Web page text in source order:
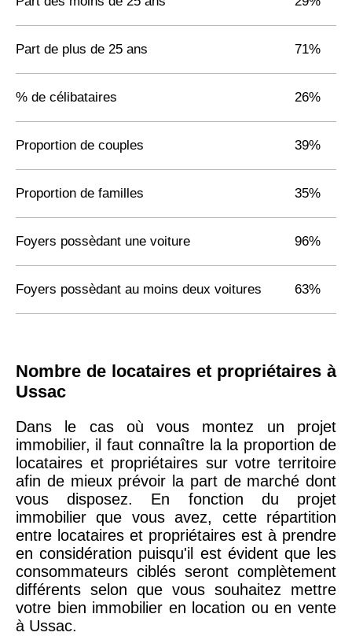
Part de plus de 25 ans 71%
% de célibataires 26%
Proportion de couples 39%
Proportion de familles 35%
Foyers possèdant une voiture 96%
Foyers possèdant au moins deux voitures 63%
Nombre de locataires et propriétaires à
Ussac
Dans le cas où vous montez un projet
immobilier, il faut connaître la la proportion de
locataires et propriétaires sur votre territoire
afin de mieux prévoir la part de marché dont
vous disposez. En fonction du projet
immobilier que vous avez, cette répartition
entre locataires et propriétaires est à prendre
en considération puisqu'il est évident que les
consommateurs ciblés seront complètement
différents selon que vous souhaitez mettre
votre bien immobilier en location ou en vente
à Ussac.